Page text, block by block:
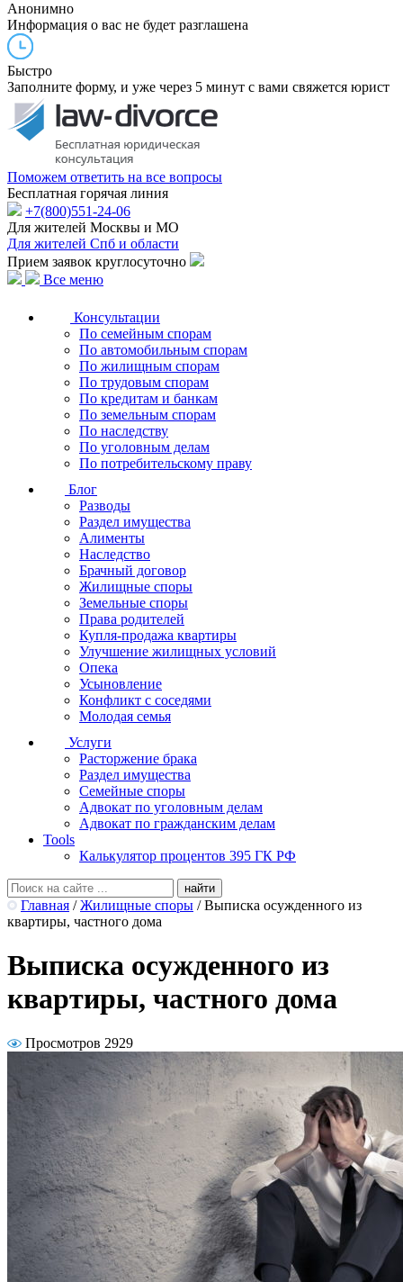
Анонимно
Информация о вас не будет разглашена
Быстро
Заполните форму, и уже через 5 минут с вами свяжется юрист
Поможем ответить на все вопросы
Бесплатная горячая линия
+7(800)551-24-06
Для жителей Москвы и МО
Для жителей Спб и области
Прием заявок круглосуточно
Все меню
Консультации
По семейным спорам
По автомобильным спорам
По жилищным спорам
По трудовым спорам
По кредитам и банкам
По земельным спорам
По наследству
По уголовным делам
По потребительскому праву
Блог
Разводы
Раздел имущества
Алименты
Наследство
Брачный договор
Жилищные споры
Земельные споры
Права родителей
Купля-продажа квартиры
Улучшение жилищных условий
Опека
Усыновление
Конфликт с соседями
Молодая семья
Услуги
Расторжение брака
Раздел имущества
Семейные споры
Адвокат по уголовным делам
Адвокат по гражданским делам
Tools
Калькулятор процентов 395 ГК РФ
Главная / Жилищные споры / Выписка осужденного из
квартиры, частного дома
Выписка осужденного из
квартиры, частного дома
Просмотров 2929